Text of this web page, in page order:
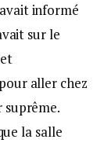
informé
sur le
aller chez
suprême.
la salle